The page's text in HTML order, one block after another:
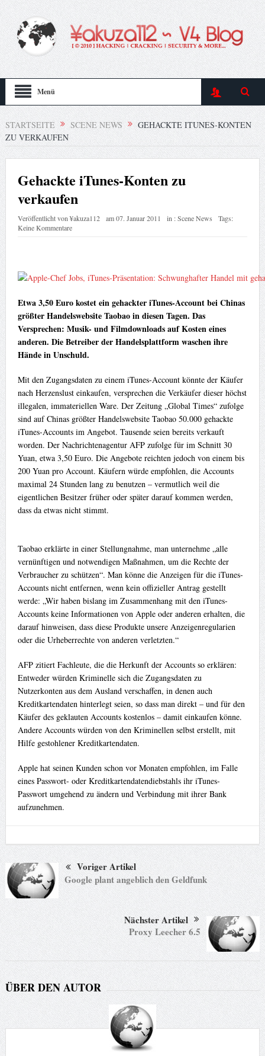
Menü
STARTSEITE SCENE NEWS
GEHACKTE ITUNES-KONTEN
ZU VERKAUFEN
Gehackte iTunes-Konten zu
verkaufen
Veröffentlicht von¥akuza112 am07. Januar 2011 in :Scene News
Tags:
Keine Kommentare
Etwa 3,50 Euro kostet ein gehackter iTunes-Account bei Chinas
größter Handelswebsite Taobao in diesen Tagen. Das
Versprechen: Musik- und Filmdownloads auf Kosten eines
anderen. Die Betreiber der Handelsplattform waschen ihre
Hände in Unschuld.
Mit den Zugangsdaten zu einem iTunes-Account könnte der Käufer
nach Herzenslust einkaufen, versprechen die Verkäufer dieser höchst
illegalen, immateriellen Ware. Der Zeitung „Global Times“ zufolge
sind auf Chinas größter Handelswebsite Taobao 50.000 gehackte
iTunes-Accounts im Angebot. Tausende seien bereits verkauft
worden. Der Nachrichtenagentur AFP zufolge für im Schnitt 30
Yuan, etwa 3,50 Euro. Die Angebote reichten jedoch von einem bis
200 Yuan pro Account. Käufern würde empfohlen, die Accounts
maximal 24 Stunden lang zu benutzen – vermutlich weil die
eigentlichen Besitzer früher oder später darauf kommen werden,
dass da etwas nicht stimmt.
Taobao erklärte in einer Stellungnahme, man unternehme „alle
vernünftigen und notwendigen Maßnahmen, um die Rechte der
Verbraucher zu schützen“. Man könne die Anzeigen für die iTunes-
Accounts nicht entfernen, wenn kein offizieller Antrag gestellt
werde: „Wir haben bislang im Zusammenhang mit den iTunes-
Accounts keine Informationen von Apple oder anderen erhalten, die
darauf hinweisen, dass diese Produkte unsere Anzeigenregularien
oder die Urheberrechte von anderen verletzten.“
AFP zitiert Fachleute, die die Herkunft der Accounts so erklären:
Entweder würden Kriminelle sich die Zugangsdaten zu
Nutzerkonten aus dem Ausland verschaffen, in denen auch
Kreditkartendaten hinterlegt seien, so dass man direkt – und für den
Käufer des geklauten Accounts kostenlos – damit einkaufen könne.
Andere Accounts würden von den Kriminellen selbst erstellt, mit
Hilfe gestohlener Kreditkartendaten.
Apple hat seinen Kunden schon vor Monaten empfohlen, im Falle
eines Passwort- oder Kreditkartendatendiebstahls ihr iTunes-
Passwort umgehend zu ändern und Verbindung mit ihrer Bank
aufzunehmen.
Voriger Artikel
Google plant angeblich den Geldfunk
Nächster Artikel
Proxy Leecher 6.5
ÜBER DEN AUTOR